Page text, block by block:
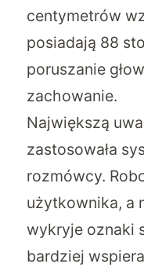
centymetrów
posiadają 88
poruszanie
zachowanie.
Największą
zastosowała
rozmówcy.
użytkownika, a
wykryje oznaki
bardziej